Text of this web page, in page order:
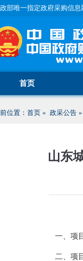
部唯一指定政府采购信
首页
位置： 首页 » 政采公告 »
山东
一、项
二、项